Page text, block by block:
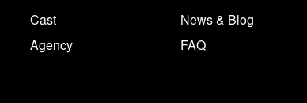
Cast
Agency
News & Blog
FAQ